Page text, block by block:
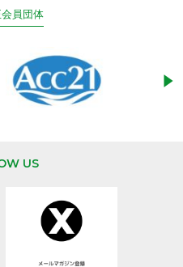
員団体
児童労働のない
権利が守られた
US